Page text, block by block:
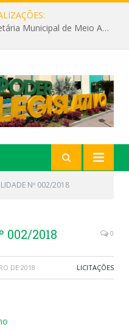
Câmara recebe palestra da Secretária Municipal de Meio Ambiente sobre as ações da “SEMANA DO MEIO AMBIENTE”
Nº 002/2018
002/2018 0
DE 2018 LICITAÇÕES